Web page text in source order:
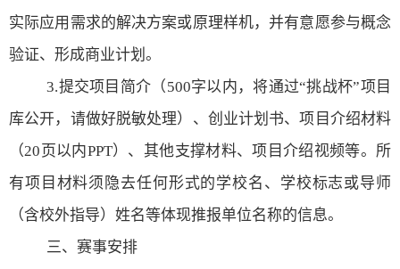
实际应用需求的解决方案或原理样机，并有意愿参与概念
验证、形成商业计划。
3.提交项目简介（ 500字以内，将通过“挑战杯”项目
库公开，请做好脱敏处理）、创业计划书、项目介绍材料
（20页以内PPT）、其他支撑材料、项目介绍视频等。所
有项目材料须隐去任何形式的学校名、学校标志或导师
（含校外指导）姓名等体现推报单位名称的信息。
三、赛事安排